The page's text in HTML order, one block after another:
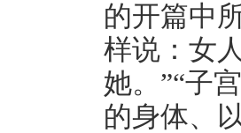
的开篇中
样说：女
她。”“子
的身体、